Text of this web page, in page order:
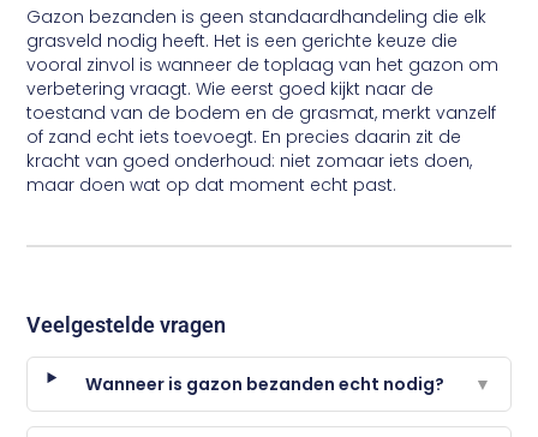
Gazon bezanden is geen standaardhandeling die elk
grasveld nodig heeft. Het is een gerichte keuze die
vooral zinvol is wanneer de toplaag van het gazon om
verbetering vraagt. Wie eerst goed kijkt naar de
toestand van de bodem en de grasmat, merkt vanzelf
of zand echt iets toevoegt. En precies daarin zit de
kracht van goed onderhoud: niet zomaar iets doen,
maar doen wat op dat moment echt past.
Veelgestelde vragen
Wanneer is gazon bezanden echt nodig? ▼